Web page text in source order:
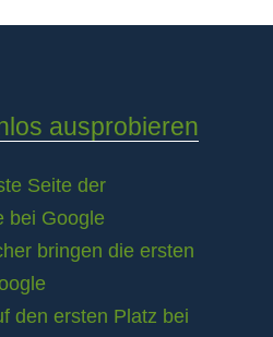
ausprobieren
Seite der
bei Google
bringen die ersten
den ersten Platz bei